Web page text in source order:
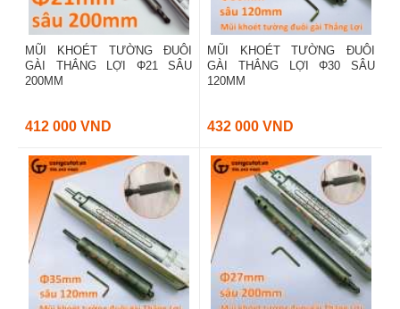
MŨI KHOÉT TƯỜNG ĐUÔI
GÀI THẮNG LỢI Φ21 SÂU
200MM
412 000 VND
MŨI KHOÉT TƯỜNG ĐUÔI
GÀI THẮNG LỢI Φ30 SÂU
120MM
432 000 VND